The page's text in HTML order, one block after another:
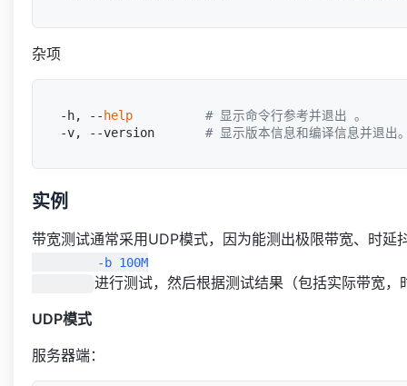
杂项
-h, -- help
# 显示命令行参考并退出 。
-v, --version # 显示版本信息和编译信息并退出
实例
带宽测试通常采用UDP模式，因为能测出极限带宽、时
进行测试，然后根据测试结果（包括实际带宽
UDP模式
服务器端：